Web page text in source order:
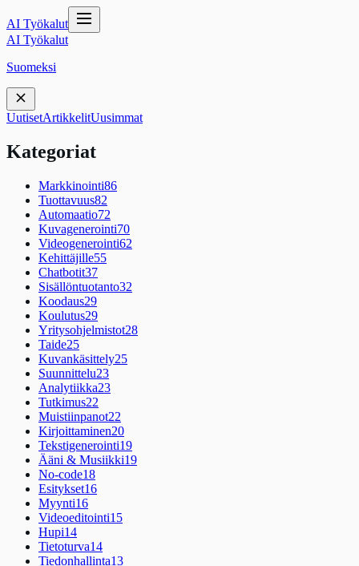
AI Työkalut
AI Työkalut
Suomeksi
UutisetArtikkelitUusimmat
Kategoriat
Markkinointi86
Tuottavuus82
Automaatio72
Kuvagenerointi70
Videogenerointi62
Kehittäjille55
Chatbotit37
Sisällöntuotanto32
Koodaus29
Koulutus29
Yritysohjelmistot28
Taide25
Kuvankäsittely25
Suunnittelu23
Analytiikka23
Tutkimus22
Muistiinpanot22
Kirjoittaminen20
Tekstigenerointi19
Ääni & Musiikki19
No-code18
Esitykset16
Myynti16
Videoeditointi15
Hupi14
Tietoturva14
Tiedonhallinta13